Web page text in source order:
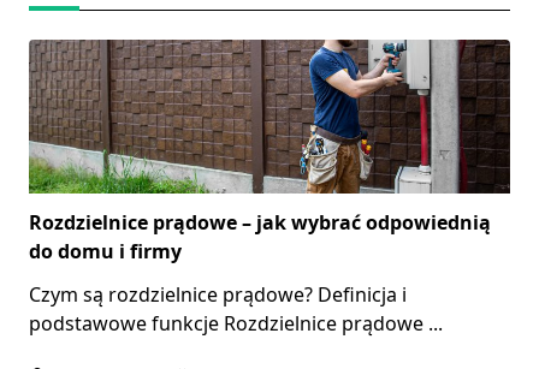
Rozdzielnice prądowe – jak wybrać odpowiednią
do domu i firmy
Czym są rozdzielnice prądowe? Definicja i
podstawowe funkcje Rozdzielnice prądowe ...